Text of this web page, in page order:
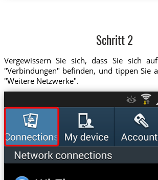
Schritt 2
Vergewissern Sie sich, dass Sie sich
"Verbindungen" befinden, und tippen Sie
"Weitere Netzwerke".